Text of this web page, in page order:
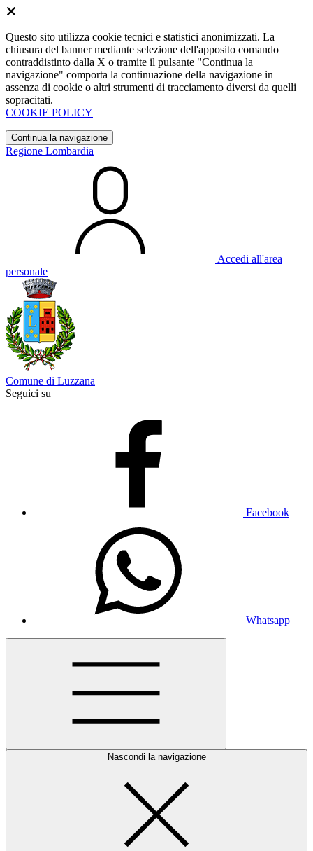
Questo sito utilizza cookie tecnici e statistici anonimizzati. La
chiusura del banner mediante selezione dell'apposito comando
contraddistinto dalla X o tramite il pulsante "Continua la
navigazione" comporta la continuazione della navigazione in
assenza di cookie o altri strumenti di tracciamento diversi da quelli
sopracitati.
COOKIE POLICY
Continua la navigazione
Regione Lombardia
Accedi all'area
personale
Comune di Luzzana
Seguici su
Facebook
Whatsapp
Nascondi la navigazione